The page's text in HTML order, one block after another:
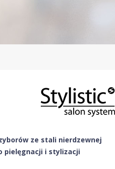
ze stali nierdzewnej
pielęgnacji i stylizacji